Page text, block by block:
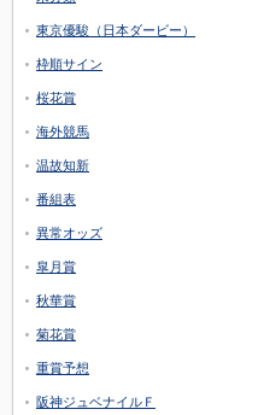
東京優駿（日本ダービー）
枠順サイン
桜花賞
海外競馬
温故知新
番組表
異常オッズ
皐月賞
秋華賞
菊花賞
重賞予想
阪神ジュベナイルＦ